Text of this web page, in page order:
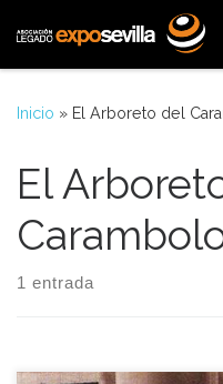
Saltar al contenido
Inicio » El Arboreto del
El
1 entrada